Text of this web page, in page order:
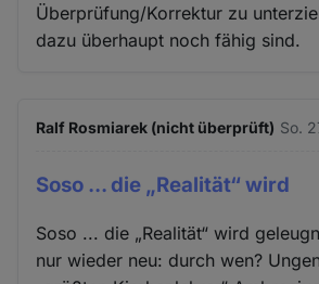
Überprüfung/Korrektur zu
dazu überhaupt noch fähig sind.
Ralf Rosmiarek (nicht überprüft) So.
Soso ... die „Realität“ wird
Soso ... die „Realität“ wird
nur wieder neu: durch wen?